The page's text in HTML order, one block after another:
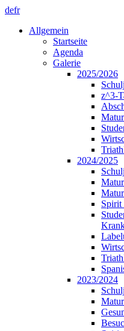
defr
Allgemein
Startseite
Agenda
Galerie
2025/2026
z^3-
2024/2025
Spirit
2023/2024